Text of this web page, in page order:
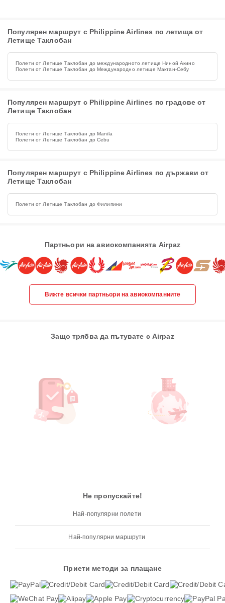
Популярен маршрут с Philippine Airlines по летища от
Летище Таклобан
Полети от Летище Таклобан до международното летище Ниной Акино
Полети от Летище Таклобан до Международно летище Мактан-Себу
Популярен маршрут с Philippine Airlines по градове от
Летище Таклобан
Полети от Летище Таклобан до Manila
Полети от Летище Таклобан до Cebu
Популярен маршрут с Philippine Airlines по държави от
Летище Таклобан
Полети от Летище Таклобан до Филипини
Партньори на авиокомпанията Airpaz
Вижте всички партньори на авиокомпаниите
Защо трябва да пътувате с Airpaz
Не пропускайте!
Най-популярни полети
Най-популярни маршрути
Приети методи за плащане